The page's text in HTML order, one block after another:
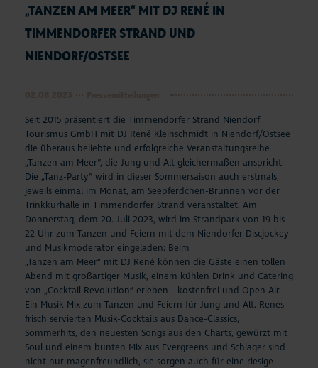
„TANZEN AM MEER“ MIT DJ RENÉ IN
TIMMENDORFER STRAND UND
NIENDORF/OSTSEE
Seit 2015 präsentiert die Timmendorfer Strand Niendorf
Tourismus GmbH mit DJ René Kleinschmidt in Niendorf/Ostsee
die überaus beliebte und erfolgreiche Veranstaltungsreihe
„Tanzen am Meer”, die Jung und Alt gleichermaßen anspricht.
Die „Tanz-Party” wird in dieser Sommersaison auch erstmals,
jeweils einmal im Monat, am Seepferdchen-Brunnen vor der
Trinkkurhalle in Timmendorfer Strand veranstaltet. Am
Donnerstag, dem 20. Juli 2023, wird im Strandpark von 19 bis
22 Uhr zum Tanzen und Feiern mit dem Niendorfer Discjockey
und Musikmoderator eingeladen: Beim
„Tanzen am Meer“ mit DJ René können die Gäste einen tollen
Abend mit großartiger Musik, einem kühlen Drink und Catering
von „Cocktail Revolution“ erleben - kostenfrei und Open Air.
Ein Musik-Mix zum Tanzen und Feiern für Jung und Alt. Renés
frisch servierten Musik-Cocktails aus Dance-Classics,
Sommerhits, den neuesten Songs aus den Charts, gewürzt mit
Soul und einem bunten Mix aus Evergreens und Schlager sind
nicht nur magenfreundlich, sie sorgen auch für eine riesige